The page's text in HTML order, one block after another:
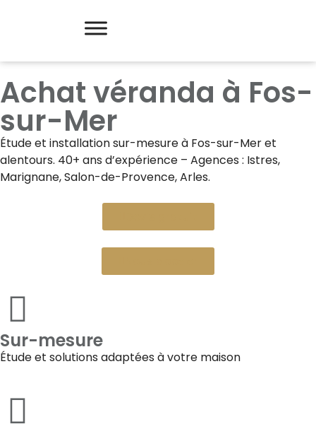
Achat véranda à Fos-
sur-Mer
Étude et installation sur-mesure à Fos-sur-Meret
alentours. 40+ ans d’expérience – Agences : Istres,
Marignane, Salon-de-Provence, Arles.
Sur-mesure
Étude et solutions adaptées à votre maison